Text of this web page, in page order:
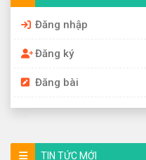
Đăng nhập
Đăng ký
Đăng bài
TIN TỨC MỚI